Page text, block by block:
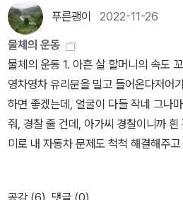
학적 원리』, 즉 『프린키피아』라는 책
뉴턴의 그 유명한 세 가지 법칙, 즉 ‘관성
도의 법칙)’, ‘작용-반작용의 법칙’과 만
내용이 담겨 있다. 그는 마침내 근대 이
서는 미적분법을 창시하고 물리학에서
다. 이러한 공로로 그는 1703년 영국왕
705년 기사 칭호를 얻었다. 평생을 독
월 20일 생을 마감했는데, 민간인으로
키피아 번역사까지 파악하고 썼다. 저자
게 쓴다. 덕분에 무지한 독자가 <프린키
쁨을 맛볼 수 있는 거다. 뉴턴이 말한 ‘내가 조금 더 앞을 볼 수 있었
던 것은 거인들의 어깨 위에 서 있었기
역사를 알아야함을 확인한다. 천재의 생
고 엉성하지만 비슷한 생각을 했었음
산대사의 시가 떠오른다. 踏雪野中
형의 모양, 크기, 위치, 그리고 공간의 성
푸른괭이 2022-11-26
물체의 운동
물체의 운동 1. 아흔 살 할머니의 속도
영차영차 유리문을 밀고 들어온다저어
하면 좋겠는데, 얼굴이 다들 작네 그나
줘, 경찰 줄 건데, 아가씨 경찰이니까
미로 내 자동차 문제도 척척 해결해주
지? 아이구, 그 녀석 지금은 송아지 됐